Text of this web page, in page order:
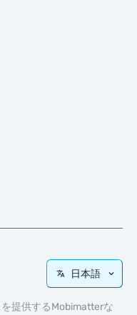
日本語
提供するMobimatterな